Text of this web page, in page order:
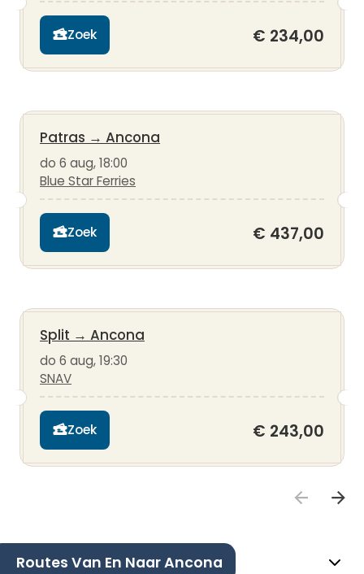
Zoek € 234,00
Patras → Ancona
do 6 aug, 18:00
Blue Star Ferries
Zoek € 437,00
Split → Ancona
do 6 aug, 19:30
SNAV
Zoek € 243,00
Routes Van En Naar Ancona